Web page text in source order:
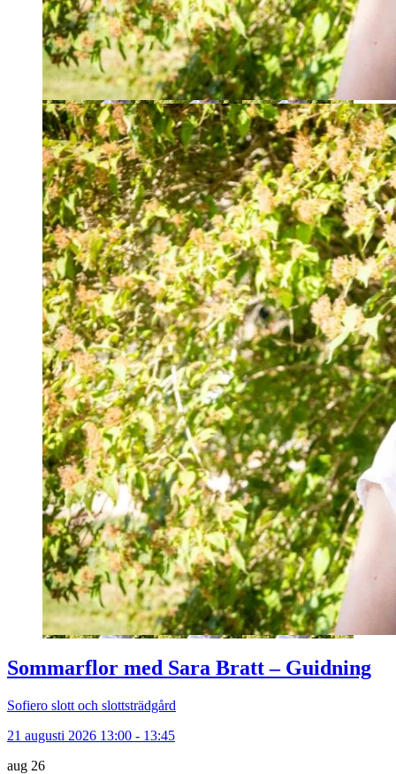
Sommarflor med Sara Bratt – Guidning
Sofiero slott och slottsträdgård
21 augusti 2026 13:00 - 13:45
aug 26